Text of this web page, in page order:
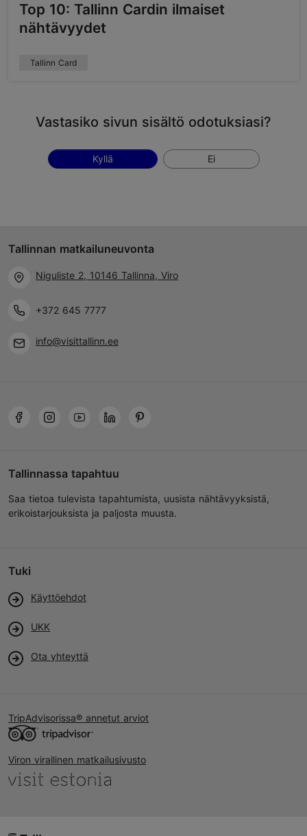
Top 10: Tallinn Cardin ilmaiset
nähtävyydet
Tallinn Card
Vastasiko sivun sisältö odotuksiasi?
Kyllä Ei
Tallinnan matkailuneuvonta
Niguliste 2, 10146 Tallinna, Viro
+372 645 7777
info@visittallinn.ee
Tallinnassa tapahtuu
Saa tietoa tulevista tapahtumista, uusista nähtävyyksistä,
erikoistarjouksista ja paljosta muusta.
Tuki
Käyttöehdot
UKK
Ota yhteyttä
TripAdvisorissa® annetut arviot
Viron virallinen matkailusivusto